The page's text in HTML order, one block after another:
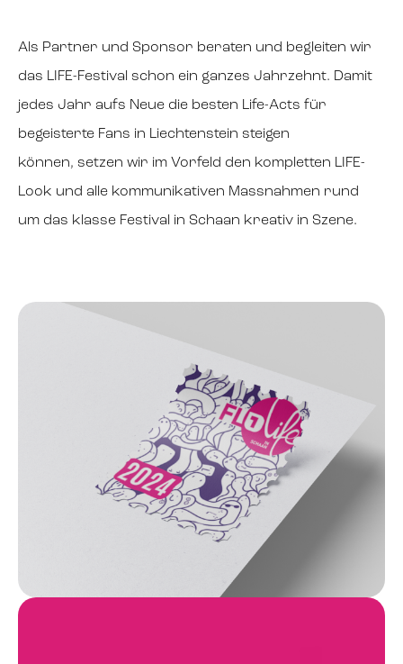
Als Partner und Sponsor beraten und begleiten wir
das LIFE-Festival schon ein ganzes Jahrzehnt. Damit
jedes Jahr aufs Neue die besten Life-Acts für
begeisterte Fans in Liechtenstein steigen
können, setzen wir im Vorfeld den kompletten LIFE-
Look und alle kommunikativen Massnahmen rund
um das klasse Festival in Schaan kreativ in Szene.